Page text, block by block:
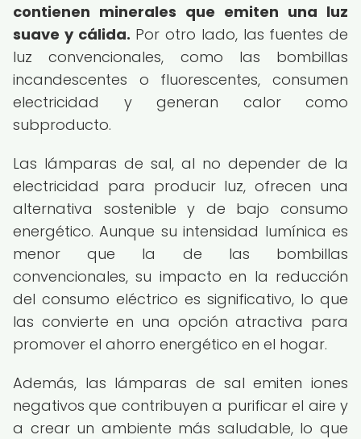
contienen minerales que emiten una luz
suave y cálida. Por otro lado, las fuentes de
luz convencionales, como las bombillas
incandescentes o fluorescentes, consumen
electricidad y generan calor como
subproducto.
Las lámparas de sal, al no depender de la
electricidad para producir luz, ofrecen una
alternativa sostenible y de bajo consumo
energético. Aunque su intensidad lumínica es
menor que la de las bombillas
convencionales, su impacto en la reducción
del consumo eléctrico es significativo, lo que
las convierte en una opción atractiva para
promover el ahorro energético en el hogar.
Además, las lámparas de sal emiten iones
negativos que contribuyen a purificar el aire y
a crear un ambiente más saludable, lo que